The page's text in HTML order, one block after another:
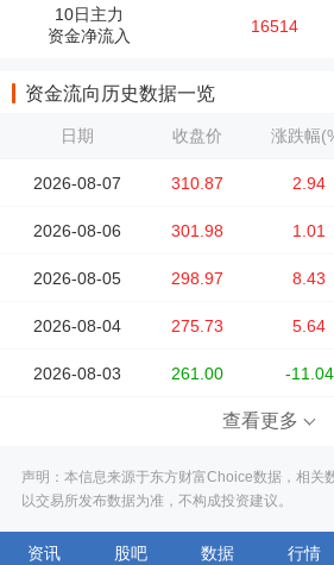
10日主力
资金净流入
16514
资金流向历史数据一览
日期 收盘价 涨跌幅
2026-08-07 310.87 2.94
2026-08-06 301.98 1.01
2026-08-05 298.97 8.43
2026-08-04 275.73 5.64
2026-08-03 261.00 -11.04
查看更多
声明：本信息来源于东方财富Choice数据，相关
以交易所发布数据为准，不构成投资建议。
资讯 股吧 数据 行情